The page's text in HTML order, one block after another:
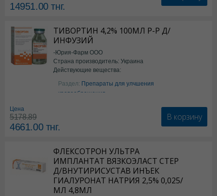
14951.00тнг.
ТИВОРТИН 4,2% 100МЛ Р-Р Д/
ИНФУЗИЙ
-Юрия-Фарм ООО
Страна производитель: Украина
Действующие вещества:
Аргинин
Раздел: Препараты для улчшения
кровообращения
Цена
5178.89
4661.00тнг.
В корзину
ФЛЕКСОТРОН УЛЬТРА
ИМПЛАНТАТ ВЯЗКОЭЛАСТ СТЕР
Д/ВНУТИРИСУСТАВ ИНЪЕК
ГИАЛУРОНАТ НАТРИЯ 2,5% 0,025/
МЛ 4,8МЛ